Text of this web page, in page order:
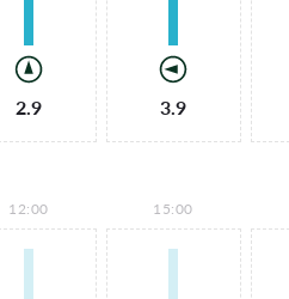
2.9 3.9
12:00 15:00